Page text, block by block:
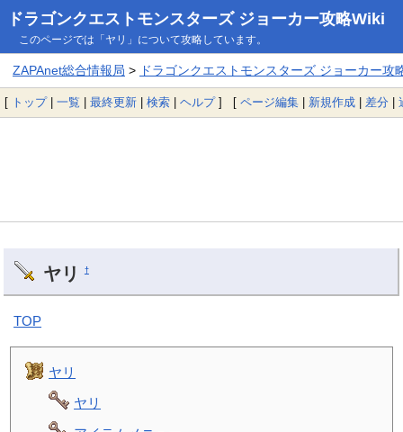
ドラゴンクエストモンスターズ ジョーカー攻略Wiki
このページでは「ヤリ」について攻略しています。
ZAPAnet総合情報局 > ドラゴンクエストモンスターズ ジョーカー攻
[ トップ| 一覧 | 最終更新 | 検索 | ヘルプ] [ ページ編集 | 新規作成 | 差分 |
ヤリ †
TOP
ヤリ
ヤリ